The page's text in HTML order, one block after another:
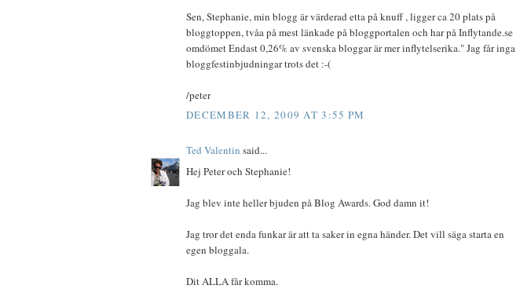
Sen, Stephanie, min blogg är värderad etta på knuff , ligger ca 20 plats på
bloggtoppen, tvåa på mest länkade på bloggportalen och har på Inflytande.se
omdömet Endast 0,26% av svenska bloggar är mer inflytelserika." Jag får inga
bloggfestinbjudningar trots det :-(
/peter
DECEMBER 12, 2009 AT 3:55 PM
Ted Valentin said...
Hej Peter och Stephanie!
Jag blev inte heller bjuden på Blog Awards. God damn it!
Jag tror det enda funkar är att ta saker in egna händer. Det vill säga starta en
egen bloggala.
Dit ALLA får komma.